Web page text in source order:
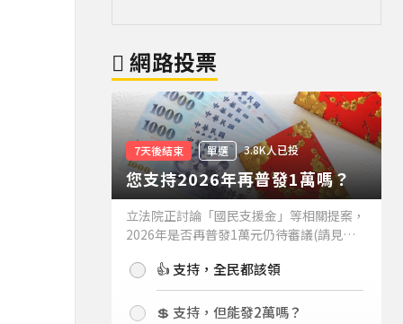
網路投票
7天後結束 單選 3.8K人已投
您支持2026年再普發1萬嗎？
立法院正討論「國民支援金」等相關提案，
2026年是否再普發1萬元仍待審議(請見下
持嗎？👍 支持，全民都該領
💲 支持，但能發2萬嗎？